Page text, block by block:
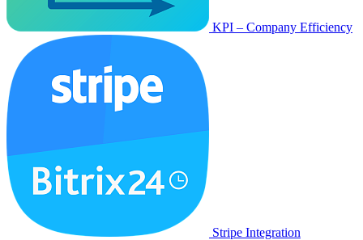
KPI – Company Efficiency
Stripe Integration